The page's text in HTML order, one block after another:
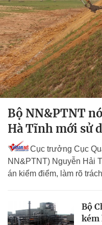
Bộ NN&PTNT
Hà Tĩnh mới sử
Cục trưởng Cục
NN&PTNT) Nguyễn Hải
án kiểm điểm, làm rõ
Bộ
kém